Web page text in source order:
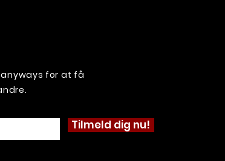
anyways for at få
Tilmeld dig nu!